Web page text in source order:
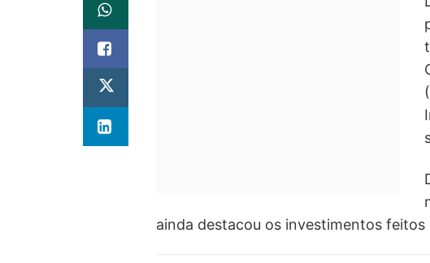
ainda destacou os investimentos feitos